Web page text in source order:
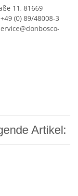
11, 81669
(0) 89/48008-3
Artikel: